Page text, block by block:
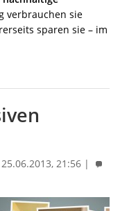
verbrauchen sie
sparen sie – im
21:56 |